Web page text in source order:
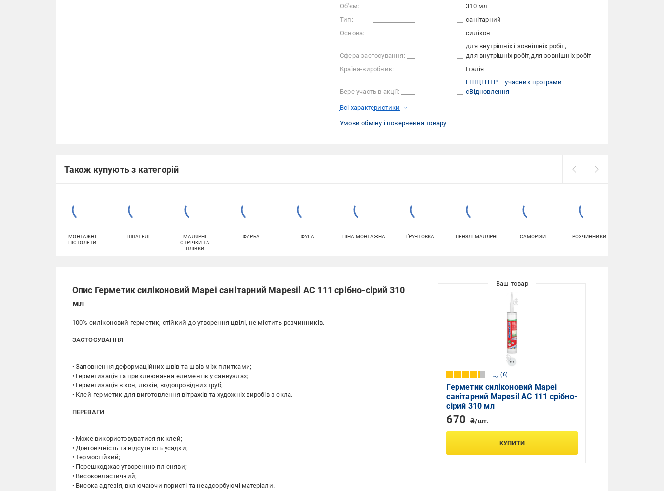
Об'єм:
310 мл
Тип:
санітарний
Основа:
силікон
Сфера застосування:
для внутрішніх і зовнішніх робіт
для внутрішніх робіт для зовнішніх робіт
Країна-виробник:
Італія
Бере участь в акції:
ЕПІЦЕНТР – учасник програми
єВідновлення
Всі характеристики
Умови обміну і повернення товару
Також купують з категорій
МОНТАЖНІ
ПІСТОЛЕТИ
ШПАТЕЛІ
МАЛЯРНІ
СТРІЧКИ ТА
ПЛІВКИ
ФАРБА ФУГА ПІНА МОНТАЖНА ҐРУНТОВКА ПЕНЗЛІ МАЛЯРНІ САМОРІЗИ РОЗЧИННИКИ
Опис Герметик силіконовий Mapei санітарний Mapesil AC 111 срібно-сірий 310
мл
100% силіконовий герметик, стійкий до утворення цвілі, не містить розчинників.
ЗАСТОСУВАННЯ
• Заповнення деформаційних швів та швів між плитками;
• Герметизація та приклеювання елементів у санвузлах;
• Герметизація вікон, люків, водопровідних труб;
• Клей-герметик для виготовлення вітражів та художніх виробів з скла.
ПЕРЕВАГИ
• Може використовуватися як клей;
• Довговічність та відсутність усадки;
• Термостійкий;
• Перешкоджає утворенню плісняви;
• Високоеластичний;
• Висока адгезія, включаючи пористі та неадсорбуючі матеріали.
6
Герметик силіконовий Mapei
санітарний Mapesil AC 111 срібно-
сірий 310 мл
670 ₴/шт.
КУПИТИ